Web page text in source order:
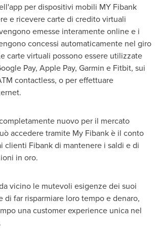
per dispositivi mobili MY Fibank
e ricevere carte di credito virtuali
emesse interamente online e i
concessi automaticamente nel giro
carte virtuali possono essere utilizzate
Pay, Apple Pay, Garmin e Fitbit, sui
contactless, o per effettuare
nuovo per il mercato
accedere tramite My Fibank è il conto
clienti Fibank di mantenere i saldi e di
in oro.
vicino le mutevoli esigenze dei suoi
di far risparmiare loro tempo e denaro,
una customer experience unica nel